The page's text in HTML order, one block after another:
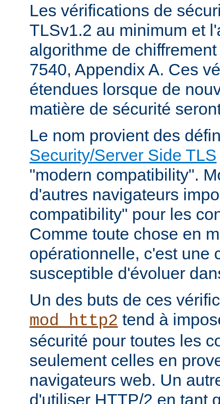
Les vérifications de
TLSv1.2 au minimum et
algorithme de
7540, Appendix A. Ces
étendues lorsque de
matière de sécurité
Le nom provient des
Security/Server Side TLS
"modern compatibility".
d'autres navigateurs
compatibility" pour les
Comme toute chose en
opérationnelle, c'est une
susceptible d'évoluer
Un des buts de ces
mod_http2 tend à
sécurité pour toutes les
seulement celles en
navigateurs web. Un
d'utiliser HTTP/2 en tant